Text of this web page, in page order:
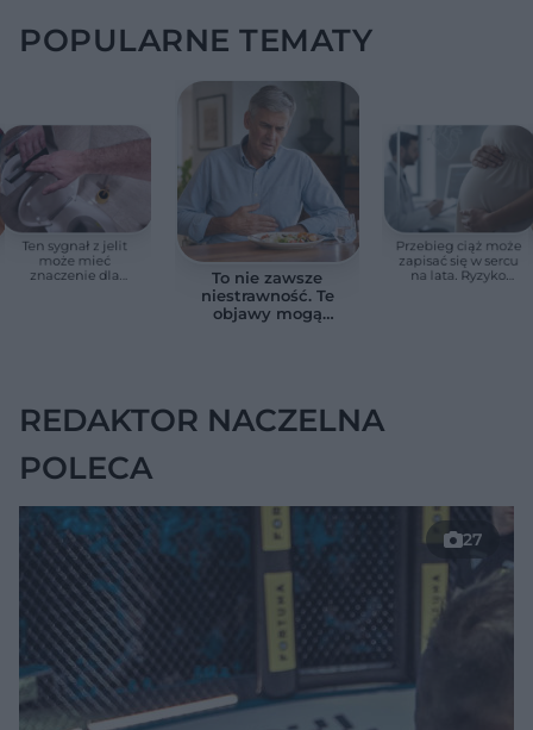
POPULARNE TEMATY
Ten sygnał z jelit
może mieć
znaczenie dla
To nie zawsze
niestrawność. Te
objawy mogą
Przebieg ciąż może
zapisać się w sercu
na lata. Ryzyko
REDAKTOR NACZELNA
POLECA
27